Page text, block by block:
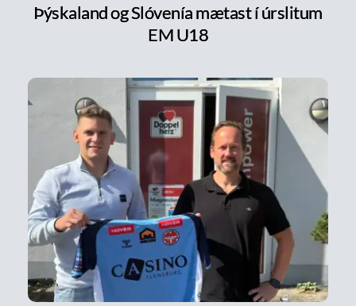
Þýskaland og Slóvenía mætast í úrslitum
EM U18